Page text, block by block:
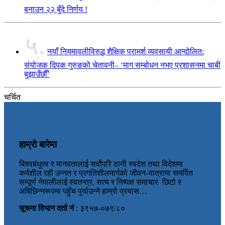
बनाउन २२ बुँदे निर्णय !
५. नयाँ नियमावलीविरुद्ध शैक्षिक परामर्श व्यवसायी आन्दोलित:
संयोजक दिपक गुरुङको चेतावनी– ‘माग सम्बोधन नभए प्रशासनमा चाबी
बुझाउँछौँ’
चर्चित
हाम्रो बारेमा
बिश्वबंधुत्त्व र मानवतालाई सर्वोपरि ठानी स्वदेश तथा विदेशमा
कर्मशील रही उन्नत र प्रगतिशीलमार्गको जीवन-यात्रामा समर्पित
सम्पूर्ण नेपालीलाई स्वतन्त्र, सत्य र निष्पक्ष समाचार छिटो र
अबिछिन्नरूपमा पहुँच पुर्याउन्ने हाम्रो प्रयास…
सूचना विभाग दर्ता नं: ३९५७-०७९/८०